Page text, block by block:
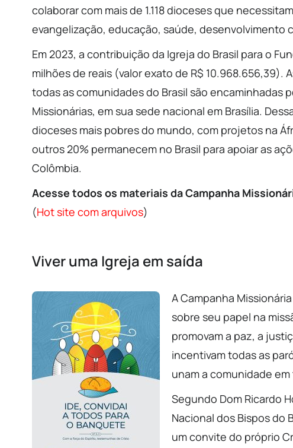
colaborar com mais de 1.118 dioceses que
evangelização, educação, saúde, desenvolvimento
Em 2023, a contribuição da Igreja do Brasil para o
milhões de reais (valor exato de R$ 10.968.656,39).
todas as comunidades do Brasil são encaminhadas
Missionárias, em sua sede nacional em Brasília.
dioceses mais pobres do mundo, com projetos na
outros 20% permanecem no Brasil para apoiar as
Colômbia.
Acesse todos os materiais da Campanha
(Hot site com arquivos)
Viver uma Igreja em saída
A Campanha
sobre seu papel na
promovam a paz, a
incentivam todas as
unam a comunidade
Segundo Dom Ricardo
Nacional dos Bispos do
um convite do próprio